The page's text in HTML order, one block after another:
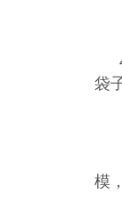
袋
模